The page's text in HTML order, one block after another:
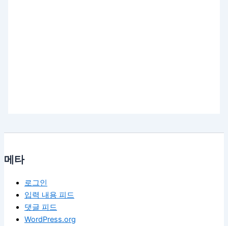
메타
로그인
입력 내용 피드
댓글 피드
WordPress.org